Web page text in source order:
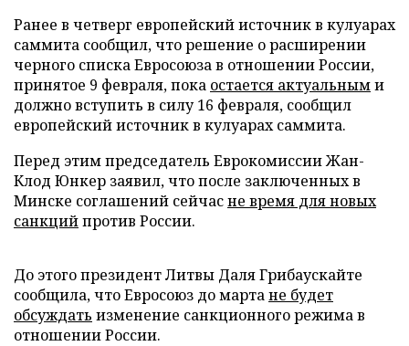
Ранее в четверг европейский источник в кулуарах
саммита сообщил, что решение о расширении
черного списка Евросоюза в отношении России,
принятое 9 февраля, пока остается актуальными
должно вступить в силу 16 февраля, сообщил
европейский источник в кулуарах саммита.
Перед этим председатель Еврокомиссии Жан-
Клод Юнкер заявил, что после заключенных в
Минске соглашений сейчасне время для новых
санкцийпротив России.
До этого президент Литвы Даля Грибаускайте
сообщила, что Евросоюз до мартане будет
обсуждать изменение санкционного режима в
отношении России.